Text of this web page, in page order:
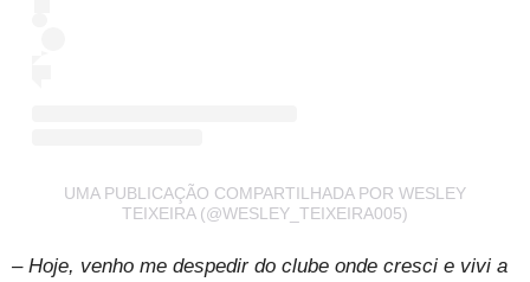
UMA PUBLICAÇÃO COMPARTILHADA POR WESLEY
TEIXEIRA (@WESLEY_TEIXEIRA005)
– Hoje, venho me despedir do clube onde cresci e vivi a